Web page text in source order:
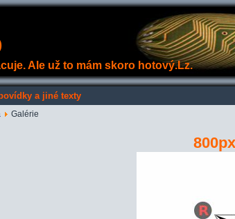
Ale už to mám skoro hotový.Lz.
a jiné texty
Galérie